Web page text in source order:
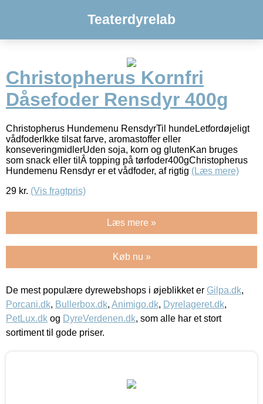
Teaterdyrelab
Christopherus Kornfri
Dåsefoder Rensdyr 400g
Christopherus Hundemenu RensdyrTil hundeLetfordøjeligt
vådfoderIkke tilsat farve, aromastoffer eller
konseveringmidlerUden soja, korn og glutenKan bruges
som snack eller tilÂ topping på tørfoder400gChristopherus
Hundemenu Rensdyr er et vådfoder, af rigtig (Læs mere)
29 kr. (Vis fragtpris)
Læs mere »
Køb nu »
De mest populære dyrewebshops i øjeblikket er Gilpa.dk,
Porcani.dk, Bullerbox.dk, Animigo.dk, Dyrelageret.dk,
PetLux.dk og DyreVerdenen.dk, som alle har et stort
sortiment til gode priser.